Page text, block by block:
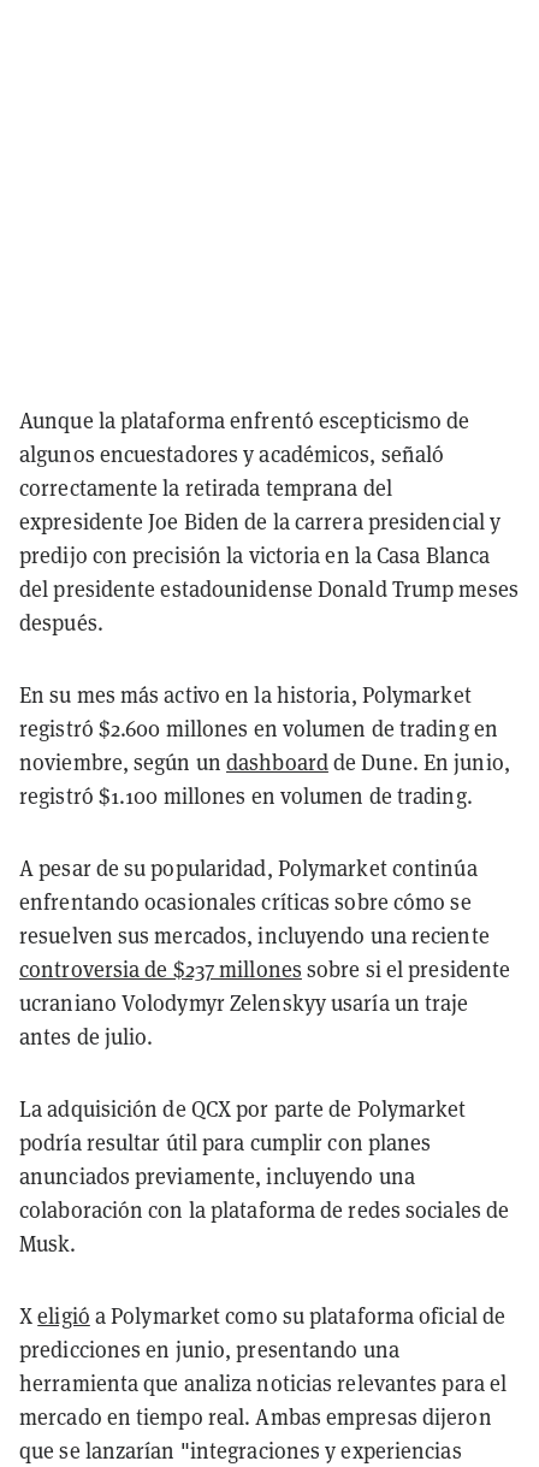
Aunque la plataforma enfrentó escepticismo de
algunos encuestadores y académicos, señaló
correctamente la retirada temprana del
expresidente Joe Biden de la carrera presidencial y
predijo con precisión la victoria en la Casa Blanca
del presidente estadounidense Donald Trump meses
después.
En su mes más activo en la historia, Polymarket
registró $2.600 millones en volumen de trading en
noviembre, según undashboardde Dune. En junio,
registró $1.100 millones en volumen de trading.
A pesar de su popularidad, Polymarket continúa
enfrentando ocasionales críticas sobre cómo se
resuelven sus mercados, incluyendo una reciente
controversia de $237 millones sobre si el presidente
ucraniano Volodymyr Zelenskyy usaría un traje
antes de julio.
La adquisición de QCX por parte de Polymarket
podría resultar útil para cumplir con planes
anunciados previamente, incluyendo una
colaboración con la plataforma de redes sociales de
Musk.
Xeligió a Polymarket como su plataforma oficial de
predicciones en junio, presentando una
herramienta que analiza noticias relevantes para el
mercado en tiempo real. Ambas empresas dijeron
que se lanzarían "integraciones y experiencias